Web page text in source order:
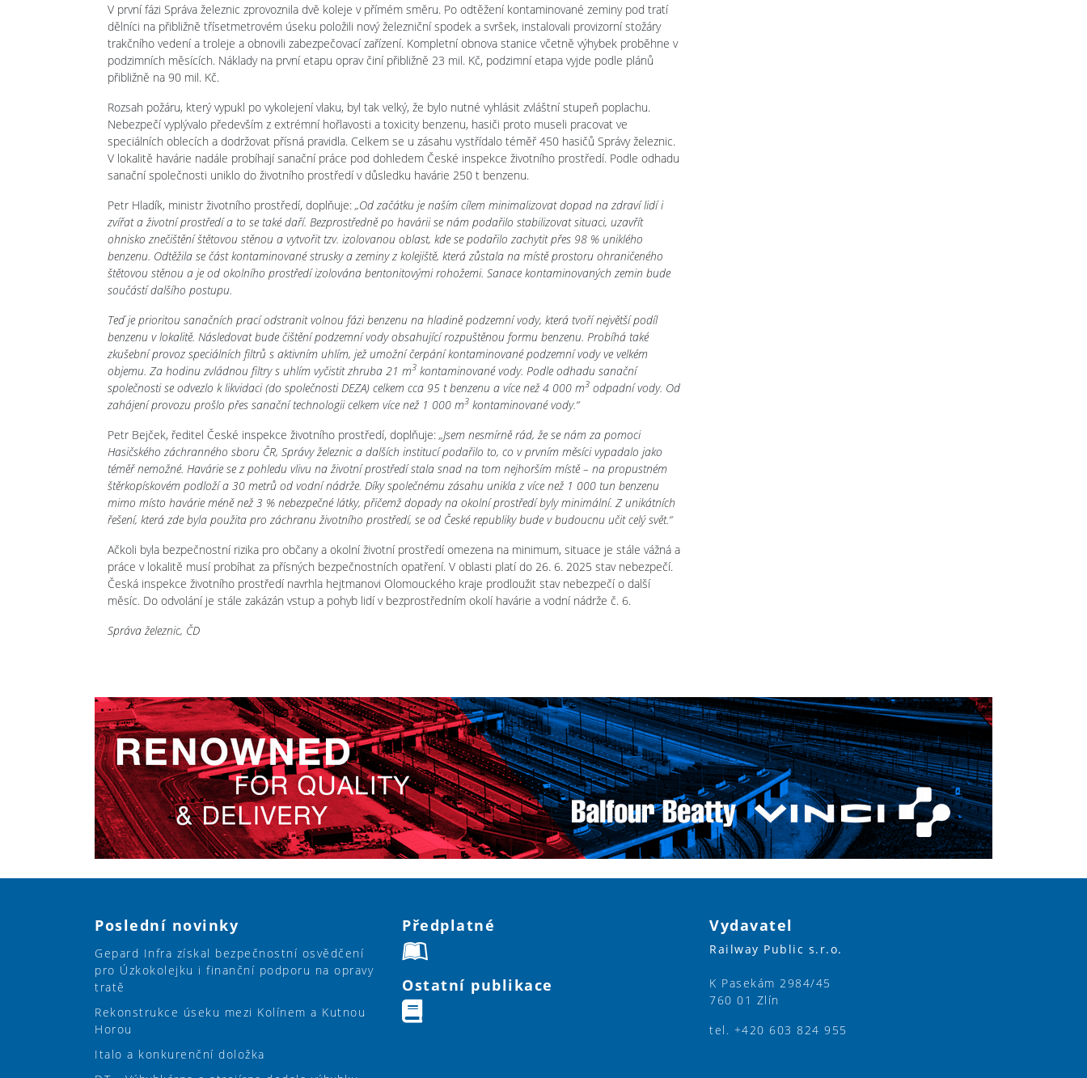
V první fázi Správa železnic zprovoznila dvě koleje v přímém směru. Po odtěžení kontaminované zeminy pod tratí
dělníci na přibližně třísetmetrovém úseku položili nový železniční spodek a svršek, instalovali provizorní stožáry
trakčního vedení a troleje a obnovili zabezpečovací zařízení. Kompletní obnova stanice včetně výhybek proběhne v
podzimních měsících. Náklady na první etapu oprav činí přibližně 23 mil. Kč, podzimní etapa vyjde podle plánů
přibližně na 90 mil. Kč.
Rozsah požáru, který vypukl po vykolejení vlaku, byl tak velký, že bylo nutné vyhlásit zvláštní stupeň poplachu.
Nebezpečí vyplývalo především z extrémní hořlavosti a toxicity benzenu, hasiči proto museli pracovat ve
speciálních oblecích a dodržovat přísná pravidla. Celkem se u zásahu vystřídalo téměř 450 hasičů Správy železnic.
V lokalitě havárie nadále probíhají sanační práce pod dohledem České inspekce životního prostředí. Podle odhadu
sanační společnosti uniklo do životního prostředí v důsledku havárie 250 t benzenu.
Petr Hladík, ministr životního prostředí, doplňuje: „Od začátku je naším cílem minimalizovat dopad na zdraví lidí i
zvířat a životní prostředí a to se také daří. Bezprostředně po havárii se nám podařilo stabilizovat situaci, uzavřít
ohnisko znečištění štětovou stěnou a vytvořit tzv. izolovanou oblast, kde se podařilo zachytit přes 98 % uniklého
benzenu. Odtěžila se část kontaminované strusky a zeminy z kolejiště, která zůstala na místě prostoru ohraničeného
štětovou stěnou a je od okolního prostředí izolována bentonitovými rohožemi. Sanace kontaminovaných zemin bude
součástí dalšího postupu.
Teď je prioritou sanačních prací odstranit volnou fázi benzenu na hladině podzemní vody, která tvoří největší podíl
benzenu v lokalitě. Následovat bude čištění podzemní vody obsahující rozpuštěnou formu benzenu. Probíhá také
zkušební provoz speciálních filtrů s aktivním uhlím, jež umožní čerpání kontaminované podzemní vody ve velkém
objemu. Za hodinu zvládnou filtry s uhlím vyčistit zhruba 21 m3 kontaminované vody. Podle odhadu sanační
společnosti se odvezlo k likvidaci (do společnosti DEZA) celkem cca 95 t benzenu a více než 4 000 m3 odpadní vody. Od
zahájení provozu prošlo přes sanační technologii celkem více než 1 000 m3 kontaminované vody.“
Petr Bejček, ředitel České inspekce životního prostředí, doplňuje: „Jsem nesmírně rád, že se nám za pomoci
Hasičského záchranného sboru ČR, Správy železnic a dalších institucí podařilo to, co v prvním měsíci vypadalo jako
téměř nemožné. Havárie se z pohledu vlivu na životní prostředí stala snad na tom nejhorším místě – na propustném
štěrkopískovém podloží a 30 metrů od vodní nádrže. Díky společnému zásahu unikla z více než 1 000 tun benzenu
mimo místo havárie méně než 3 % nebezpečné látky, přičemž dopady na okolní prostředí byly minimální. Z unikátních
řešení, která zde byla použita pro záchranu životního prostředí, se od České republiky bude v budoucnu učit celý svět.“
Ačkoli byla bezpečnostní rizika pro občany a okolní životní prostředí omezena na minimum, situace je stále vážná a
práce v lokalitě musí probíhat za přísných bezpečnostních opatření. V oblasti platí do 26. 6. 2025 stav nebezpečí.
Česká inspekce životního prostředí navrhla hejtmanovi Olomouckého kraje prodloužit stav nebezpečí o další
měsíc. Do odvolání je stále zakázán vstup a pohyb lidí v bezprostředním okolí havárie a vodní nádrže č. 6.
Správa železnic, ČD
Poslední novinky
Gepard Infra získal bezpečnostní osvědčení
pro Úzkokolejku i finanční podporu na opravy
tratě
Rekonstrukce úseku mezi Kolínem a Kutnou
Horou
Italo a konkurenční doložka
Předplatné
Ostatní publikace
Vydavatel
Railway Public s.r.o.
K Pasekám 2984/45
760 01 Zlín
tel. +420 603 824 955